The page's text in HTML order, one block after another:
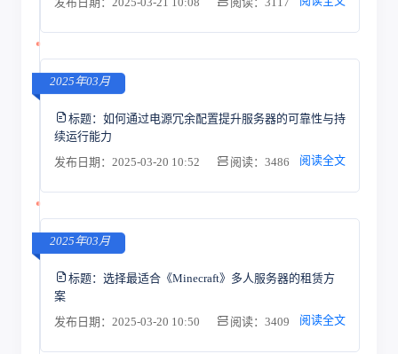
2025年03月
标题： 如何通过电源冗余配置提升服务器的可靠性与持
续运行能力
发布日期：2025-03-20 10:52
阅读：3486 阅读全文
2025年03月
标题： 选择最适合《Minecraft》多人服务器的租赁方
案
发布日期：2025-03-20 10:50
阅读：3409 阅读全文